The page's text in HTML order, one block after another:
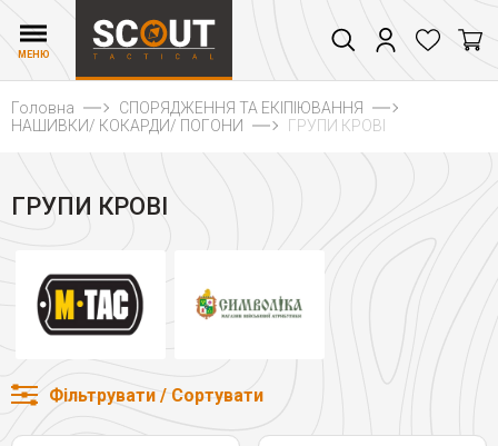
МЕНЮ
Головна
СПОРЯДЖЕННЯ ТА ЕКІПІЮВАННЯ
НАШИВКИ/ КОКАРДИ/ ПОГОНИ
ГРУПИ КРОВІ
ГРУПИ КРОВІ
Фільтрувати / Сортувати